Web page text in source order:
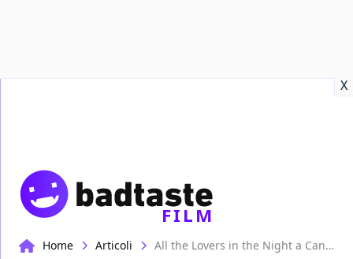
X
FILM
Home Articoli All the Lovers in the Night a Cannes 2026: un elogio alla malinconia e al Giappone